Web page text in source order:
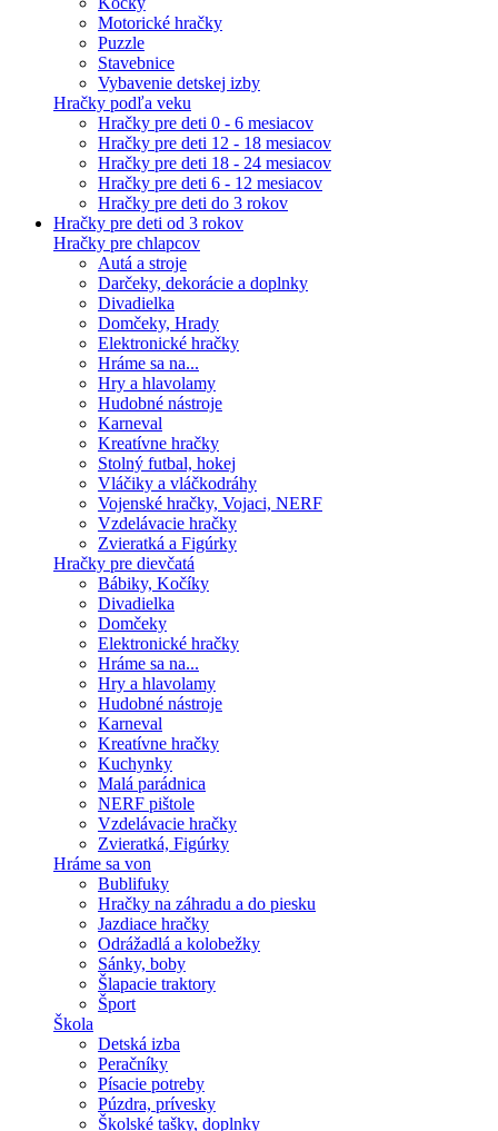
Motorické hračky
Puzzle
Stavebnice
Vybavenie detskej izby
Hračky podľa veku
Hračky pre deti 0 - 6 mesiacov
Hračky pre deti 12 - 18 mesiacov
Hračky pre deti 18 - 24 mesiacov
Hračky pre deti 6 - 12 mesiacov
Hračky pre deti do 3 rokov
Hračky pre deti od 3 rokov
Hračky pre chlapcov
Autá a stroje
Darčeky, dekorácie a doplnky
Divadielka
Domčeky, Hrady
Elektronické hračky
Hráme sa na...
Hry a hlavolamy
Hudobné nástroje
Karneval
Kreatívne hračky
Stolný futbal, hokej
Vláčiky a vláčkodráhy
Vojenské hračky, Vojaci, NERF
Vzdelávacie hračky
Zvieratká a Figúrky
Hračky pre dievčatá
Bábiky, Kočíky
Divadielka
Domčeky
Elektronické hračky
Hráme sa na...
Hry a hlavolamy
Hudobné nástroje
Karneval
Kreatívne hračky
Kuchynky
Malá parádnica
NERF pištole
Vzdelávacie hračky
Zvieratká, Figúrky
Hráme sa von
Bublifuky
Hračky na záhradu a do piesku
Jazdiace hračky
Odrážadlá a kolobežky
Sánky, boby
Šlapacie traktory
Šport
Škola
Detská izba
Peračníky
Písacie potreby
Púzdra, prívesky
Školské tašky, doplnky